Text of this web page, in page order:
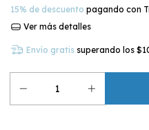
15% de descuento pagando con
Ver más detalles
Envío gratis superando los